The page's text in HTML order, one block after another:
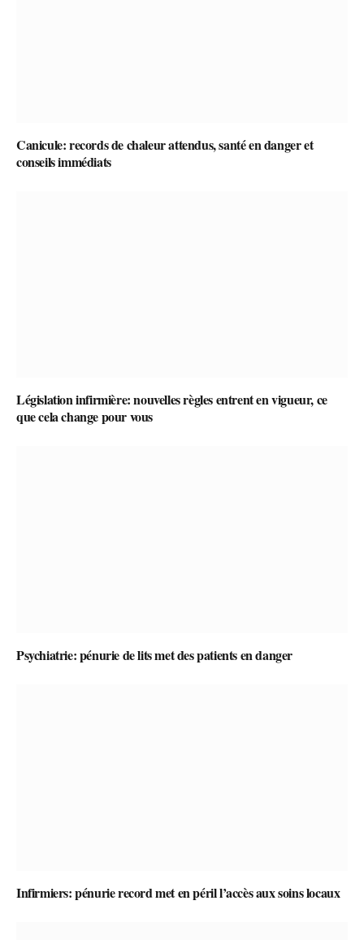
Canicule: records de chaleur attendus, santé en danger et
conseils immédiats
Législation infirmière: nouvelles règles entrent en vigueur, ce
que cela change pour vous
Psychiatrie: pénurie de lits met des patients en danger
Infirmiers: pénurie record met en péril l’accès aux soins locaux